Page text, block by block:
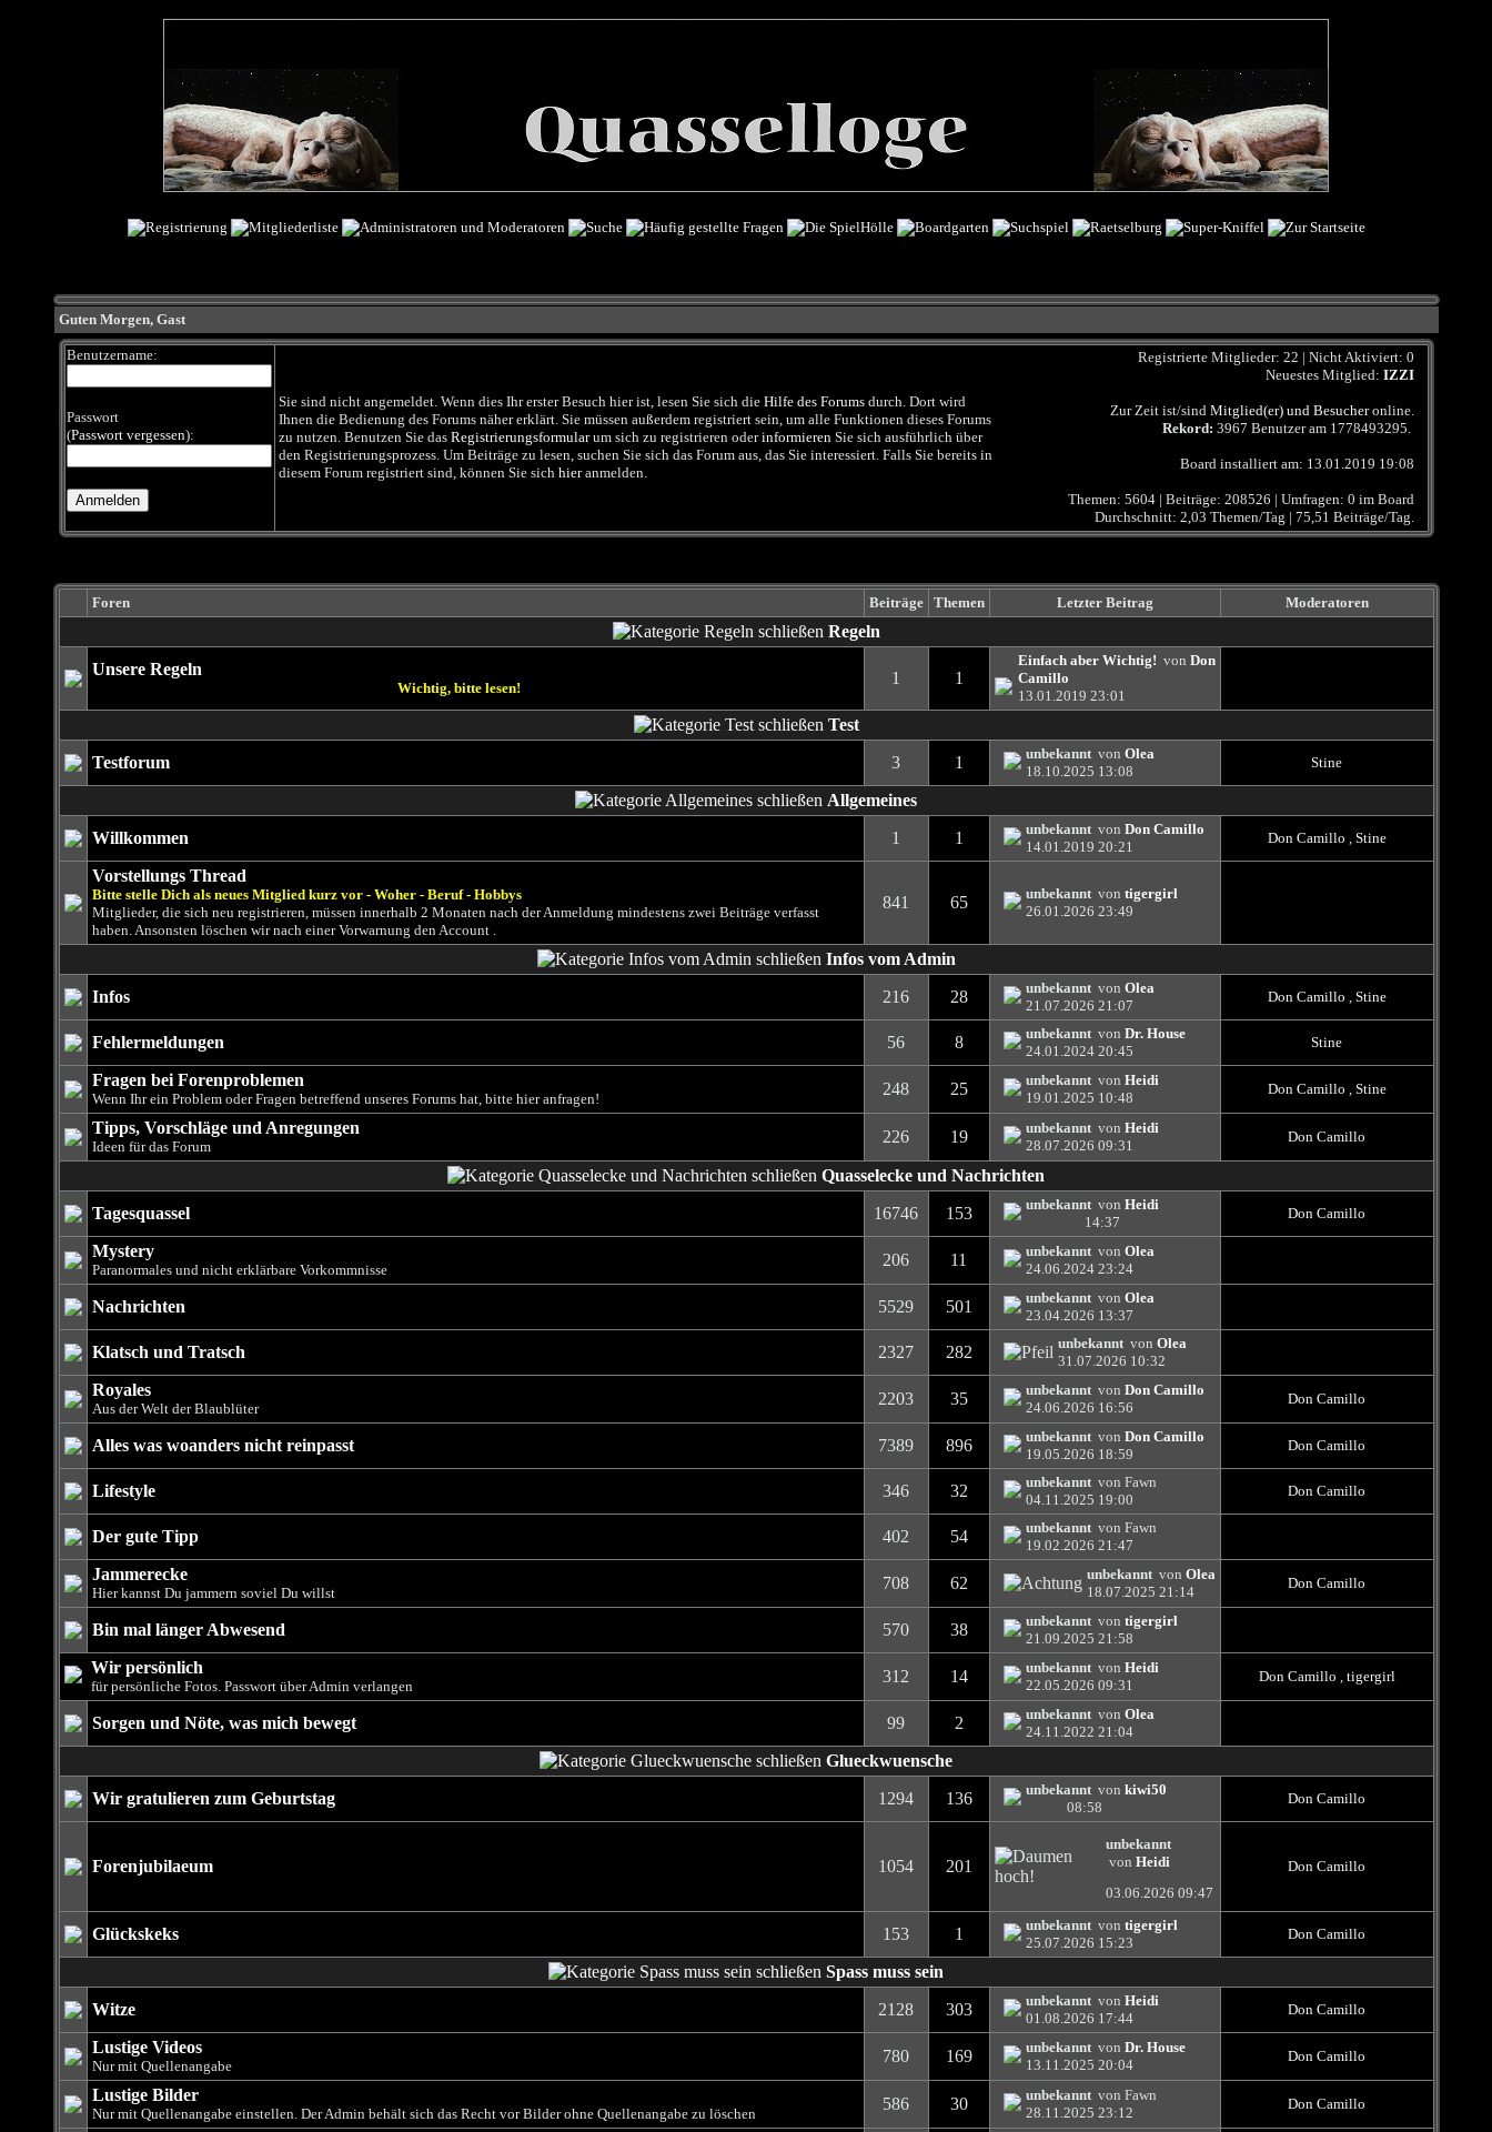
Guten Morgen, Gast
Benutzername:
Passwort
(Passwort vergessen):
Sie sind nicht angemeldet. Wenn dies Ihr erster Besuch hier ist, lesen Sie sich die Hilfe des Forumsdurch. Dort wird
Ihnen die Bedienung des Forums näher erklärt. Sie müssen außerdem registriert sein, um alle Funktionen dieses Forums
zu nutzen. Benutzen Sie das Registrierungsformularum sich zu registrieren oderinformierenSie sich ausführlich über
den Registrierungsprozess. Um Beiträge zu lesen, suchen Sie sich das Forum aus, das Sie interessiert. Falls Sie bereits in
diesem Forum registriert sind, können Sie sich hieranmelden.
Registrierte Mitglieder: 22 | Nicht Aktiviert: 0
Neuestes Mitglied: IZZI
Zur Zeit ist/sind Mitglied(er) und Besucheronline.
Rekord: 3967 Benutzer am 1778493295.
Board installiert am: 13.01.2019 19:08
Themen: 5604 | Beiträge: 208526 | Umfragen: 0 im Board
Durchschnitt: 2,03 Themen/Tag | 75,51 Beiträge/Tag.
Foren Beiträge Themen Letzter Beitrag Moderatoren
Regeln
Unsere Regeln
Wichtig, bitte lesen!
1 1
Einfach aber Wichtig! von Don
Camillo
13.01.2019 23:01
Test
Testforum
3 1 unbekanntvon Olea
18.10.2025 13:08
Stine
Allgemeines
Willkommen
1 1 unbekanntvon Don Camillo
14.01.2019 20:21
Don Camillo , Stine
Vorstellungs Thread
Bitte stelle Dich als neues Mitglied kurz vor - Woher - Beruf - Hobbys
Mitglieder, die sich neu registrieren, müssen innerhalb 2 Monaten nach der Anmeldung mindestens zwei Beiträge verfasst
haben. Ansonsten löschen wir nach einer Vorwarnung den Account .
841 65 unbekanntvon tigergirl
26.01.2026 23:49
Infos vom Admin
Infos
216 28 unbekanntvon Olea
21.07.2026 21:07
Don Camillo , Stine
Fehlermeldungen 56 8 unbekanntvon Dr. House
24.01.2024 20:45
Stine
Fragen bei Forenproblemen
Wenn Ihr ein Problem oder Fragen betreffend unseres Forums hat, bitte hier anfragen!
248 25 unbekanntvon Heidi
19.01.2025 10:48
Don Camillo , Stine
Tipps, Vorschläge und Anregungen
Ideen für das Forum
226 19 unbekanntvon Heidi
28.07.2026 09:31
Don Camillo
Quasselecke und Nachrichten
Tagesquassel
16746 153 unbekanntvon Heidi
14:37
Don Camillo
Mystery
Paranormales und nicht erklärbare Vorkommnisse
206 11 unbekanntvon Olea
24.06.2024 23:24
Nachrichten 5529 501 unbekanntvon Olea
23.04.2026 13:37
Klatsch und Tratsch 2327 282 unbekanntvon Olea
31.07.2026 10:32
Royales
Aus der Welt der Blaublüter
2203 35 unbekanntvon Don Camillo
24.06.2026 16:56
Don Camillo
Alles was woanders nicht reinpasst 7389 896 unbekanntvon Don Camillo
19.05.2026 18:59
Don Camillo
Lifestyle 346 32 unbekanntvon Fawn
04.11.2025 19:00
Don Camillo
Der gute Tipp 402 54 unbekanntvon Fawn
19.02.2026 21:47
Jammerecke
Hier kannst Du jammern soviel Du willst
708 62 unbekanntvon Olea
18.07.2025 21:14
Don Camillo
Bin mal länger Abwesend 570 38 unbekanntvon tigergirl
21.09.2025 21:58
Wir persönlich
für persönliche Fotos. Passwort über Admin verlangen
312 14 unbekanntvon Heidi
22.05.2026 09:31
Don Camillo , tigergirl
Sorgen und Nöte, was mich bewegt 99 2 unbekanntvon Olea
24.11.2022 21:04
Glueckwuensche
Wir gratulieren zum Geburtstag
1294 136 unbekanntvon kiwi50
08:58
Don Camillo
Forenjubilaeum 1054 201
unbekannt
von Heidi
03.06.2026 09:47
Don Camillo
Glückskeks 153 1 unbekanntvon tigergirl
25.07.2026 15:23
Don Camillo
Spass muss sein
Witze
2128 303 unbekanntvon Heidi
01.08.2026 17:44
Don Camillo
Lustige Videos
Nur mit Quellenangabe
780 169 unbekanntvon Dr. House
13.11.2025 20:04
Don Camillo
Lustige Bilder
Nur mit Quellenangabe einstellen. Der Admin behält sich das Recht vor Bilder ohne Quellenangabe zu löschen
586 30 unbekanntvon Fawn
28.11.2025 23:12
Don Camillo